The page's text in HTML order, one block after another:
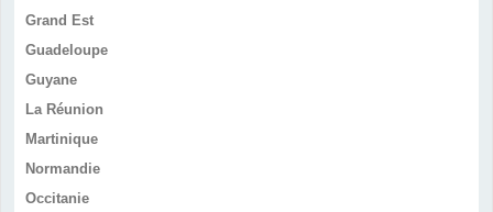
Grand Est
Guadeloupe
Guyane
La Réunion
Martinique
Normandie
Occitanie